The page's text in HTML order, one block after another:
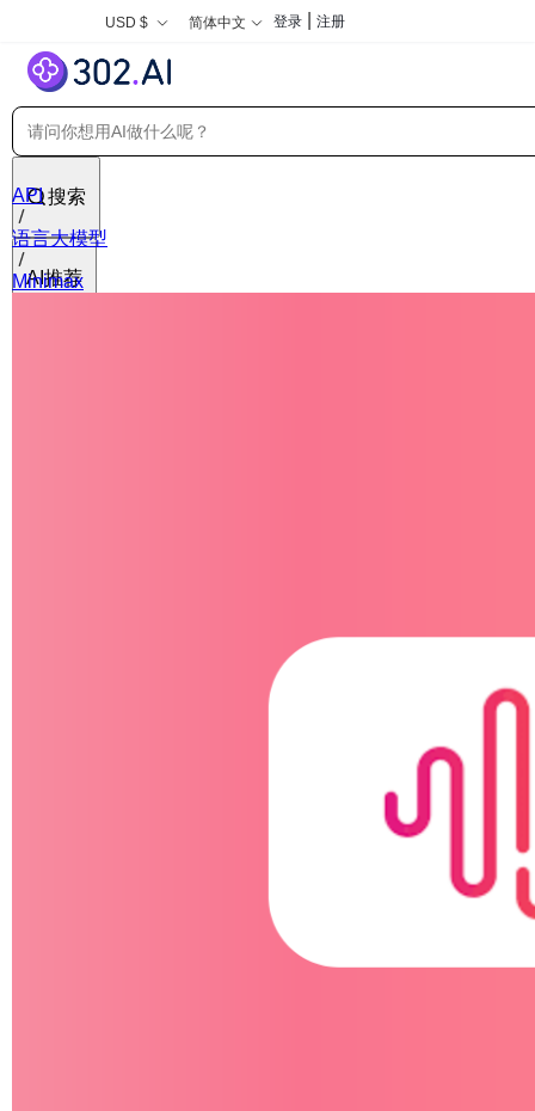
USD $ 简体中文 登录 注册
搜索
AI推荐
API
语言大模型
Minimax